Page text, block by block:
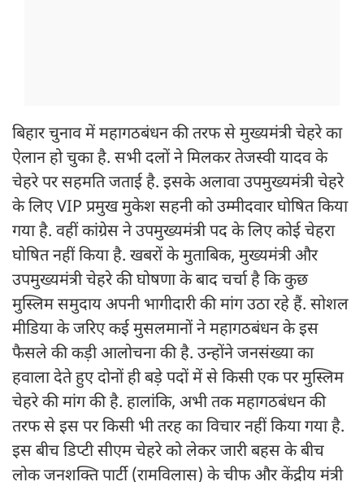
बिहार चुनाव में महागठबंधन की तरफ से मुख्यमंत्री चेहरे का
ऐलान हो चुका है. सभी दलों ने मिलकर तेजस्वी यादव के
चेहरे पर सहमति जताई है. इसके अलावा उपमुख्यमंत्री चेहरे
के लिए VIP प्रमुख मुकेश सहनी को उम्मीदवार घोषित किया
गया है. वहीं कांग्रेस ने उपमुख्यमंत्री पद के लिए कोई चेहरा
घोषित नहीं किया है. खबरों के मुताबिक, मुख्यमंत्री और
उपमुख्यमंत्री चेहरे की घोषणा के बाद चर्चा है कि कुछ
मुस्लिम समुदाय अपनी भागीदारी की मांग उठा रहे हैं. सोशल
मीडिया के जरिए कई मुसलमानों ने महागठबंधन के इस
फैसले की कड़ी आलोचना की है. उन्होंने जनसंख्या का
हवाला देते हुए दोनों ही बड़े पदों में से किसी एक पर मुस्लिम
चेहरे की मांग की है. हालांकि, अभी तक महागठबंधन की
तरफ से इस पर किसी भी तरह का विचार नहीं किया गया है.
इस बीच डिप्टी सीएम चेहरे को लेकर जारी बहस के बीच
लोक जनशक्ति पार्टी (रामविलास) के चीफ और केंद्रीय मंत्री